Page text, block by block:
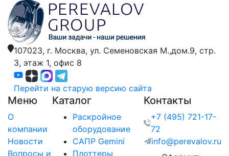
107023, г. Москва, ул. Семеновская М.,дом.9, стр.
3, этаж 1, офис 8
Перейти на старую версию сайта
Меню
О
компании
Новости
Вопросы и
Каталог
Раскройное
оборудование
САПР Gemini
Плоттеры
Контакты
+7 (495) 721-17-
72
info@perevalov.ru